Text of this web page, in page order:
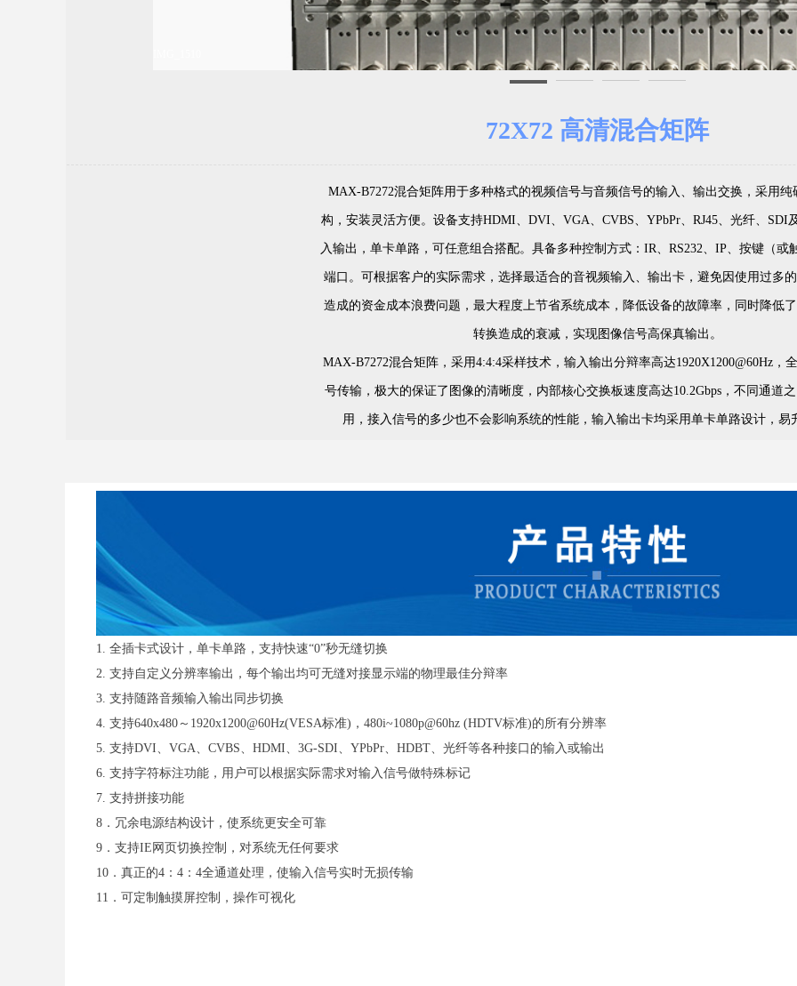
72X72 高清混合矩阵
MAX-B7272混合矩阵用于多种格式的视频信号与音频信号的输入、输出交换，采用纯
构，安装灵活方便。设备支持HDMI、DVI、VGA、CVBS、YPbPr、RJ45、光纤、SDI
入输出，单卡单路，可任意组合搭配。具备多种控制方式：IR、RS232、IP、按键（或
端口。可根据客户的实际需求，选择最适合的音视频输入、输出卡，避免因使用过多
造成的资金成本浪费问题，最大程度上节省系统成本，降低设备的故障率，同时降低
转换造成的衰减，实现图像信号高保真输出。
MAX-B7272混合矩阵，采用4:4:4采样技术，输入输出分辩率高达1920X1200@60Hz，
号传输，极大的保证了图像的清晰度，内部核心交换板速度高达10.2Gbps，不同通道
用，接入信号的多少也不会影响系统的性能，输入输出卡均采用单卡单路设计，易
1. 全插卡式设计，单卡单路，支持快速“0”秒无缝切换
2. 支持自定义分辨率输出，每个输出均可无缝对接显示端的物理最佳分辩率
3. 支持随路音频输入输出同步切换
4. 支持640x480～1920x1200@60Hz(VESA标准)，480i~1080p@60hz (HDTV标准)的所有分辨率
5. 支持DVI、VGA、CVBS、HDMI、3G-SDI、YPbPr、HDBT、光纤等各种接口的输入或输出
6. 支持字符标注功能，用户可以根据实际需求对输入信号做特殊标记
7. 支持拼接功能
8．冗余电源结构设计，使系统更安全可靠
9．支持IE网页切换控制，对系统无任何要求
10．真正的4：4：4全通道处理，使输入信号实时无损传输
11．可定制触摸屏控制，操作可视化